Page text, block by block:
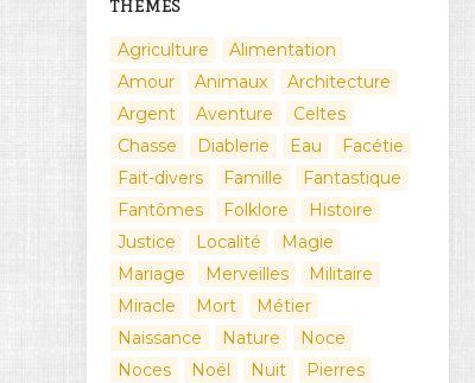
THÈMES
Agriculture
Alimentation
Amour
Animaux
Architecture
Argent
Aventure
Celtes
Chasse
Diablerie Eau
Facétie
Fait-divers
Famille
Fantastique
Fantômes
Folklore
Histoire
Justice
Localité
Magie
Mariage
Merveilles
Militaire
Miracle
Mort
Métier
Naissance
Nature
Noce
Noces
Noël Nuit
Pierres